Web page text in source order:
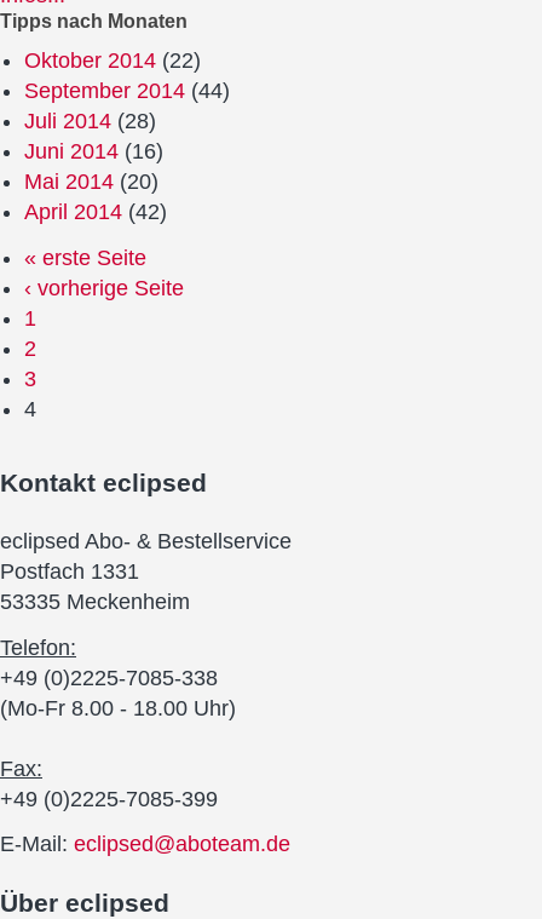
Tipps nach Monaten
Oktober 2014 (22)
September 2014 (44)
Juli 2014 (28)
Juni 2014 (16)
Mai 2014 (20)
April 2014 (42)
« erste Seite
‹ vorherige Seite
1
2
3
4
Kontakt eclipsed
eclipsed Abo- & Bestellservice
Postfach 1331
53335 Meckenheim
Telefon:
+49 (0)2225-7085-338
(Mo-Fr 8.00 - 18.00 Uhr)
Fax:
+49 (0)2225-7085-399
E-Mail: eclipsed@aboteam.de
Über eclipsed